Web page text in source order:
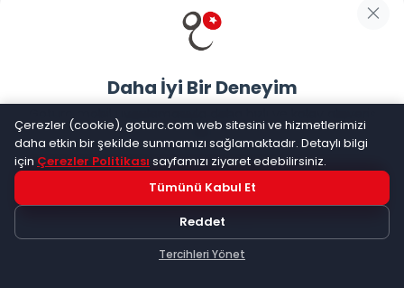
Hızlı Teslimat
Siparişleriniz en kısa sürede kapınızda. Gelişmiş lojistik ağımız
sayesinde, siparişleriniz hızlı bir şekilde işleme alınır ve güvenle
Daha İyi Bir Deneyim
Goturc mobil uygulamasıyla daha hızlı ve kolay alışveriş
yapın
Hemen Dene!
Uygulama yüklüyse açılacak, değilseGoogle Play'e
yönlendirileceksiniz
Çerezler (cookie), goturc.com web sitesini ve hizmetlerimizi
daha etkin bir şekilde sunmamızı sağlamaktadır. Detaylı bilgi
için Çerezler Politikası sayfamızı ziyaret edebilirsiniz.
Tümünü Kabul Et
Reddet
Tercihleri Yönet